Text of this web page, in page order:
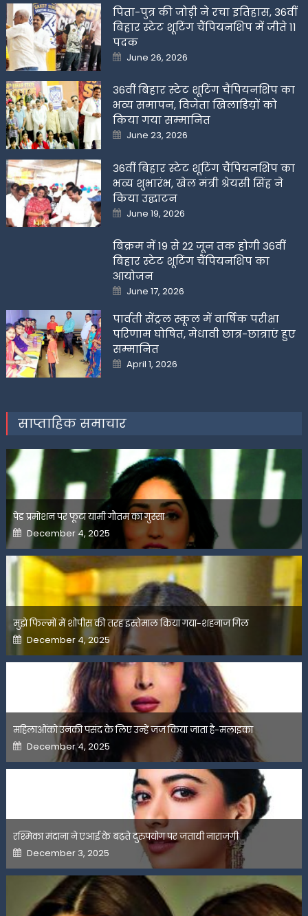
पिता-पुत्र की जोड़ी ने रचा इतिहास, 36वीं
बिहार स्टेट शूटिंग चैंपियनशिप में जीते 11
पदक
Posted
on
June 26, 2026
36वीं बिहार स्टेट शूटिंग चैंपियनशिप का
भव्य समापन, विजेता खिलाडिय़ों को
किया गया सम्मानित
Posted
on
June 23, 2026
36वीं बिहार स्टेट शूटिंग चैंपियनशिप का
भव्य शुभारंभ, खेल मंत्री श्रेयसी सिंह ने
किया उद्घाटन
Posted
on
June 19, 2026
बिक्रम में 19 से 22 जून तक होगी 36वीं
बिहार स्टेट शूटिंग चैंपियनशिप का
आयोजन
Posted
on
June 17, 2026
पार्वती सेंट्रल स्कूल में वार्षिक परीक्षा
परिणाम घोषित, मेधावी छात्र-छात्राएं हुए
सम्मानित
Posted
on
April 1, 2026
साप्ताहिक समाचार
पेड प्रमोशन पर फूटा यामी गौतम का गुस्सा
Posted
on
December 4, 2025
मुझे फिल्मों में शोपीस की तरह इस्तेमाल किया गया-शहनाज गिल
Posted
on
December 4, 2025
महिलाओंको उनकी पसंद के लिए उन्हें जज किया जाता है-मलाइका
Posted
on
December 4, 2025
रश्मिका मंदाना ने एआई के बढ़ते दुरुपयोग पर जतायी नाराजगी
Posted
on
December 3, 2025